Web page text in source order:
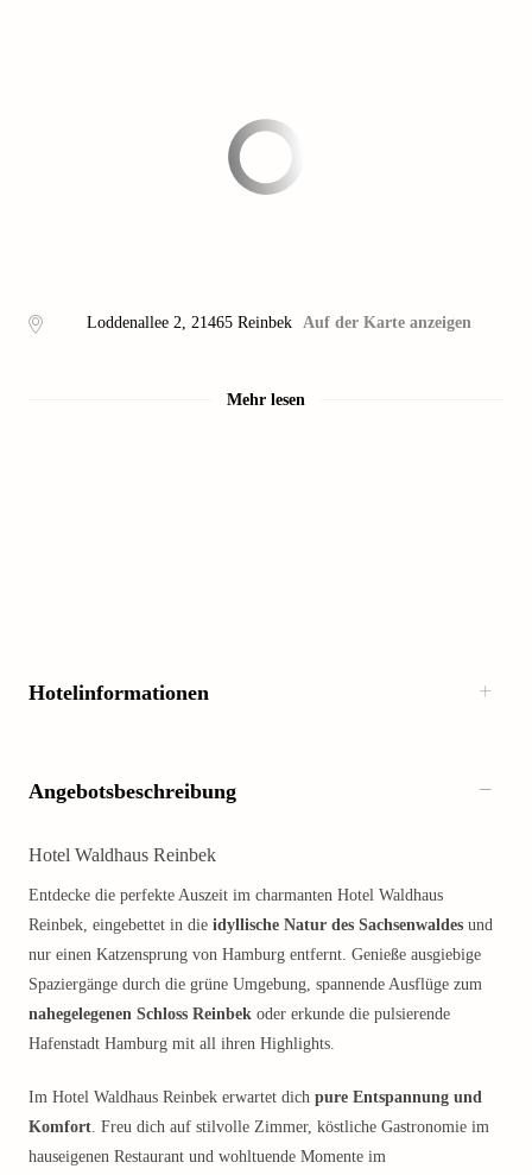
Loddenallee 2, 21465 Reinbek Auf der Karte anzeigen
Mehr lesen
Hotelinformationen
Angebotsbeschreibung
Hotel Waldhaus Reinbek
Entdecke die perfekte Auszeit im charmanten Hotel Waldhaus
Reinbek, eingebettet in die idyllische Natur des Sachsenwaldes und
nur einen Katzensprung von Hamburg entfernt. Genieße ausgiebige
Spaziergänge durch die grüne Umgebung, spannende Ausflüge zum
nahegelegenen Schloss Reinbek oder erkunde die pulsierende
Hafenstadt Hamburg mit all ihren Highlights.
Im Hotel Waldhaus Reinbek erwartet dich pure Entspannung und
Komfort. Freu dich auf stilvolle Zimmer, köstliche Gastronomie im
hauseigenen Restaurant und wohltuende Momente im